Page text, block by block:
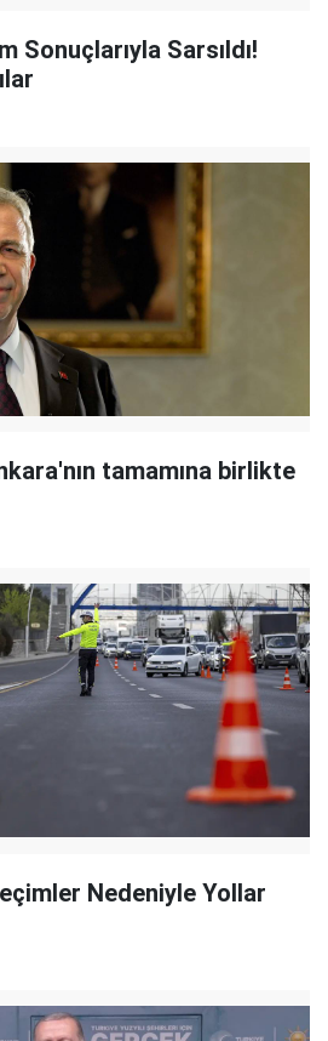
Sonuçlarıyla Sarsıldı!
tamamına birlikte
Nedeniyle Yollar